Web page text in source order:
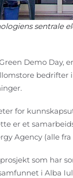
sentrale
Demo Day,
for
er et
Agency (alle
som har
i Alba